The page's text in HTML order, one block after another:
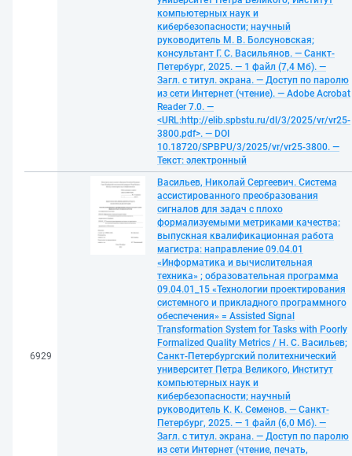
компьютерных наук и
кибербезопасности; научный
руководитель М. В. Болсуновская;
консультант Г. С. Васильянов. — Санкт-
Петербург, 2025. — 1 файл (7,4 Мб). —
Загл. с титул. экрана. — Доступ по паролю
из сети Интернет (чтение). — Adobe Acrobat
Reader 7.0. —
<URL:http://elib.spbstu.ru/dl/3/2025/vr/vr25-
3800.pdf>. — DOI
10.18720/SPBPU/3/2025/vr/vr25-3800. —
Текст: электронный
6929
Васильев, Николай Сергеевич. Система
ассистированного преобразования
сигналов для задач с плохо
формализуемыми метриками качества:
выпускная квалификационная работа
магистра: направление 09.04.01
«Информатика и вычислительная
техника» ; образовательная программа
09.04.01_15 «Технологии проектирования
системного и прикладного программного
обеспечения» = Assisted Signal
Transformation System for Tasks with Poorly
Formalized Quality Metrics / Н. С. Васильев;
Санкт-Петербургский политехнический
университет Петра Великого, Институт
компьютерных наук и
кибербезопасности; научный
руководитель К. К. Семенов. — Санкт-
Петербург, 2025. — 1 файл (6,0 Мб). —
Загл. с титул. экрана. — Доступ по паролю
из сети Интернет (чтение, печать,